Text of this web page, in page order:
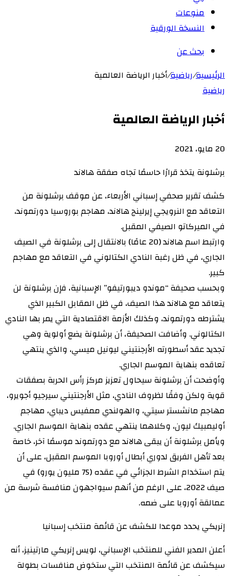
منوعات
النسخة الورقية
بحث عن
الرئيسية/رياضية/أخبار الرياضة العالمية
رياضية
أخبار الرياضة العالمية
20 مايو، 2021
برشلونة يتخذ قرارًا حاسمًا تجاه صفقة هالاند
كشف تقرير صحفي إسباني الأربعاء، عن موقف برشلونة من
التعاقد مع النرويجي إيرلينج هالاند، مهاجم بوروسيا دورتموند،
في الميركاتو الصيفي المقبل.
وارتبط اسم هالاند (20 عامًا) بالانتقال إلى برشلونة في الصيف
الجاري، في ظل رغبة النادي الكتالوني في التعاقد مع مهاجم
كبير.
وبحسب صحيفة “موندو ديبورتيفو” الإسبانية، فإن برشلونة لن
يتعاقد مع هالاند هذا الصيف، في ظل المقابل الكبير الذي
يشترطه دورتموند، وكذلك الأزمة الاقتصادية التي يمر بها النادي
الكتالوني. وأضافت الصحيفة، أن برشلونة يضع أولوية وهي
تجديد عقد أسطورته الأرجنتيني ليونيل ميسي، والذي ينتهي
تعاقده بنهاية الموسم الجاري.
وأوضحت أن برشلونة سيحاول تعزيز مركز رأس الحربة بصفقات
قوية ولكن وفقًا لظروف النادي، مثل الأرجنتيني سيرجيو أجويرو،
مهاجم مانشستر سيتي، والهولندي ممفيس ديباي، مهاجم
أوليمبيك ليون، وكلاهما ينتهي عقده بنهاية الموسم الجاري.
ويأمل برشلونة أن يبقى هالاند مع دورتموند موسمًا آخر، خاصة
بعد تأهل الفريق لدوري أبطال أوروبا الموسم المقبل، على أن
يتم استخدام الشرط الجزائي في عقده (75 مليون يورو) في
صيف 2022، على الرغم من أنهم سيواجهون منافسة شرسة من
عمالقة أوروبا على ضمه.
إنريكي يحدد موعدا للكشف عن قائمة منتخب إسبانيا
أعلن المدير الفني للمنتخب الإسباني، لويس إنريكي مارتينيز، أنه
سيكشف عن قائمة المنتخب التي ستخوض منافسات بطولة